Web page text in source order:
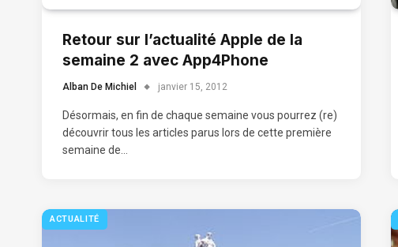
Retour sur l’actualité Apple de la
semaine 2 avec App4Phone
Alban De Michiel janvier 15, 2012
Désormais, en fin de chaque semaine vous pourrez (re)
découvrir tous les articles parus lors de cette première
semaine de…
ACTUALITÉ